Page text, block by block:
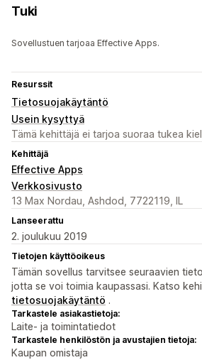
Tuki
Sovellustuen tarjoaa Effective Apps.
Resurssit
Tietosuojakäytäntö
Usein kysyttyä
Tämä kehittäjä ei tarjoa suoraa tukea
Kehittäjä
Effective Apps
Verkkosivusto
13 Max Nordau, Ashdod, 7722119, IL
Lanseerattu
2. joulukuu 2019
Tietojen käyttöoikeus
Tämän sovellus tarvitsee seuraavien
jotta se voi toimia kaupassasi. Katso
tietosuojakäytäntö .
Tarkastele asiakastietoja:
Laite- ja toimintatiedot
Tarkastele henkilöstön ja avustajien tietoja:
Kaupan omistaja